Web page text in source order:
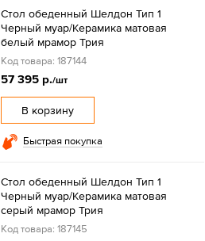
Стол обеденный Шелдон Тип 1
Черный муар/Керамика матовая
белый мрамор Трия
Код товара: 187144
57 395 р./шт
В корзину
Быстрая покупка
Стол обеденный Шелдон Тип 1
Черный муар/Керамика матовая
серый мрамор Трия
Код товара: 187145